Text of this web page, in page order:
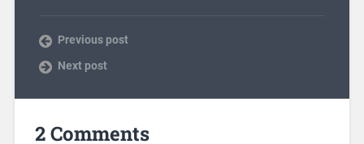
Previous post
Next post
2 Comments